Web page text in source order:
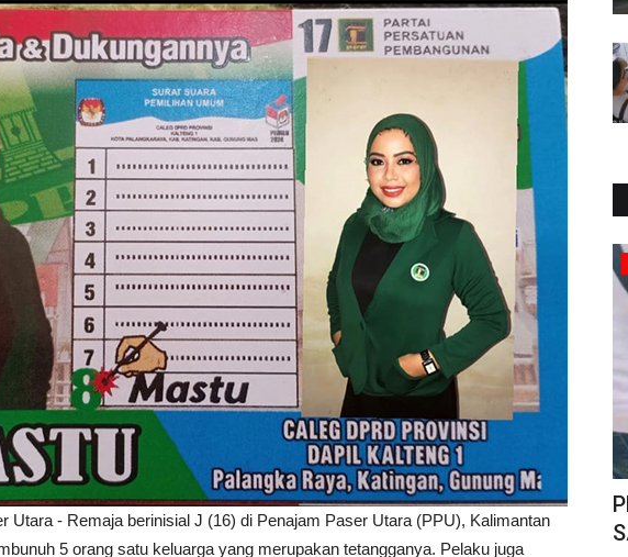
Utara - Remaja berinisial J (16) di Penajam Paser Utara (PPU), Kalimantan
5 orang satu keluarga yang merupakan tetangganya. Pelaku juga
Hina Nabi
Up Comedy
TO.CHANEL
Mari Tertib Berlalu Lintas
Ayi.Subuh Jan 9, 2024 0 74